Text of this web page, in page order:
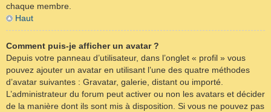
chaque membre.
Haut
Comment puis-je afficher un avatar ?
Depuis votre panneau d’utilisateur, dans l’onglet « profil » vous
pouvez ajouter un avatar en utilisant l’une des quatre méthodes
d’avatar suivantes : Gravatar, galerie, distant ou importé.
L’administrateur du forum peut activer ou non les avatars et décider
de la manière dont ils sont mis à disposition. Si vous ne pouvez pas